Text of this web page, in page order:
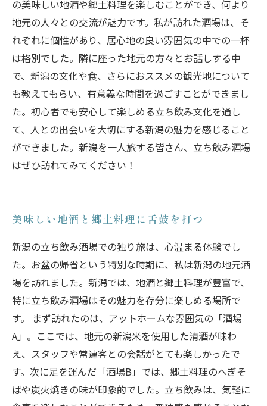
の美味しい地酒や郷土料理を楽しむことができ、何より
地元の人々との交流が魅力です。私が訪れた酒場は、そ
れぞれに個性があり、居心地の良い雰囲気の中での一杯
は格別でした。隣に座った地元の方々とお話しする中
で、新潟の文化や食、さらにおススメの観光地について
も教えてもらい、有意義な時間を過ごすことができまし
た。初心者でも安心して楽しめる立ち飲み文化を通し
て、人との出会いを大切にする新潟の魅力を感じること
ができました。新潟を一人旅する皆さん、立ち飲み酒場
はぜひ訪れてみてください！
美味しい地酒と郷土料理に舌鼓を打つ
新潟の立ち飲み酒場での独り旅は、心温まる体験でし
た。お盆の帰省という特別な時期に、私は新潟の地元酒
場を訪れました。新潟では、地酒と郷土料理が豊富で、
特に立ち飲み酒場はその魅力を存分に楽しめる場所で
す。 まず訪れたのは、アットホームな雰囲気の「酒場
A」。ここでは、地元の新潟米を使用した清酒が味わ
え、スタッフや常連客との会話がとても楽しかったで
す。次に足を運んだ「酒場B」では、郷土料理のへぎそ
ばや炭火焼きの味が印象的でした。立ち飲みは、気軽に